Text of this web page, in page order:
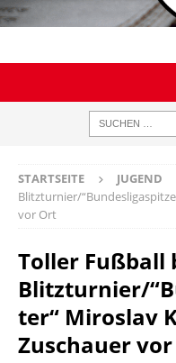
STARTSEITE JUGEND
Blitzturnier/
vor Ort
Toller Fußball
Blitzturnier/
ter“ Miroslav
Zuschauer